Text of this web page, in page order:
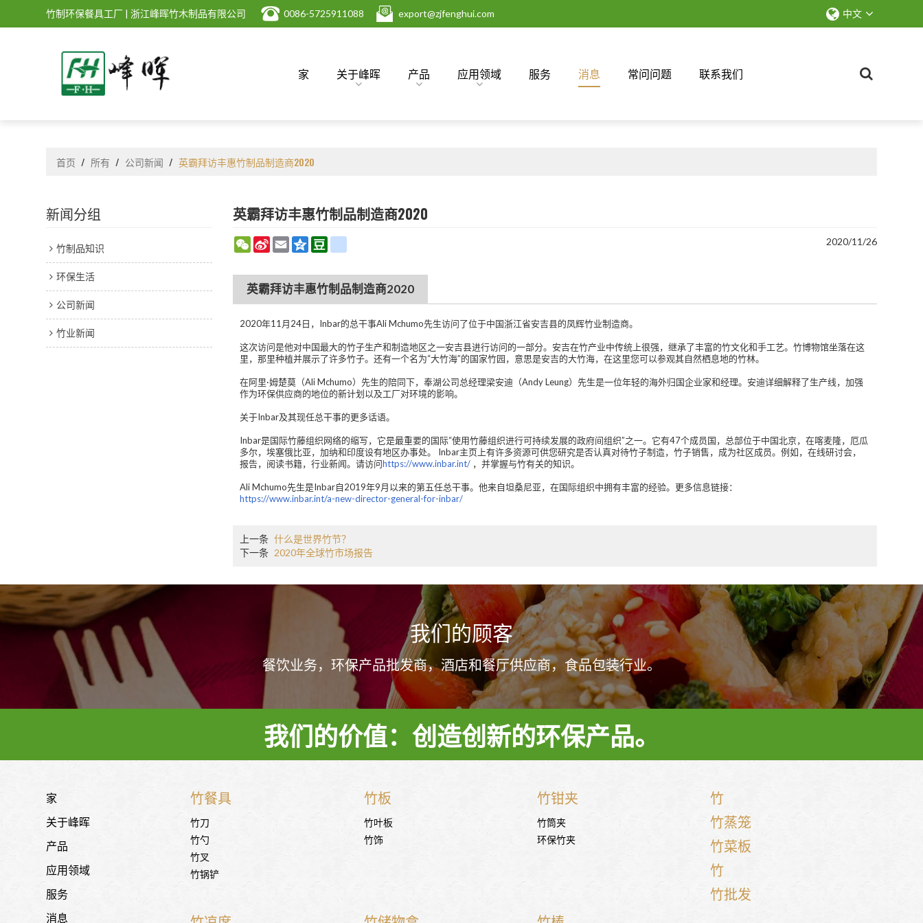
竹制环保餐具工厂 | 浙江峰晖竹木制品有限公司 0086-5725911088 export@zjfenghui.com 中文
家 关于峰晖 产品 应用领域 服务 消息 常问问题 联系我们
首页 / 所有 / 公司新闻 / 英霸拜访丰惠竹制品制造商2020
新闻分组
竹制品知识
环保生活
公司新闻
竹业新闻
英霸拜访丰惠竹制品制造商2020
WeChat
Sina
Weibo
EmailQzone 2020/11/26
英霸拜访丰惠竹制品制造商2020
2020年11月24日，Inbar的总干事Ali Mchumo先生访问了位于中国浙江省安吉县的凤辉竹业制造商。
这次访问是他对中国最大的竹子生产和制造地区之一安吉县进行访问的一部分。安吉在竹产业中传统上很强，继承了丰富的竹文化和手工艺。竹博物馆坐落在这
里，那里种植并展示了许多竹子。还有一个名为“大竹海”的国家竹园，意思是安吉的大竹海，在这里您可以参观其自然栖息地的竹林。
在阿里·姆楚莫（Ali Mchumo）先生的陪同下，奉湖公司总经理梁安迪（Andy Leung）先生是一位年轻的海外归国企业家和经理。安迪详细解释了生产线，加强
作为环保供应商的地位的新计划以及工厂对环境的影响。
关于Inbar及其现任总干事的更多话语。
Inbar是国际竹藤组织网络的缩写，它是最重要的国际“使用竹藤组织进行可持续发展的政府间组织”之一。它有47个成员国，总部位于中国北京，在喀麦隆，厄瓜
多尔，埃塞俄比亚，加纳和印度设有地区办事处。 Inbar主页上有许多资源可供您研究是否认真对待竹子制造，竹子销售，成为社区成员。例如，在线研讨会，
报告，阅读书籍，行业新闻。请访问https://www.inbar.int/ ，并掌握与竹有关的知识。
Ali Mchumo先生是Inbar自2019年9月以来的第五任总干事。他来自坦桑尼亚，在国际组织中拥有丰富的经验。更多信息链接：
https://www.inbar.int/a-new-director-general-for-inbar/
上一条 什么是世界竹节？
下一条 2020年全球竹市场报告
我们的顾客
餐饮业务，环保产品批发商，酒店和餐厅供应商，食品包装行业。
我们的价值：创造创新的环保产品。
家
关于峰晖
产品
应用领域
服务
消息
竹餐具
竹刀
竹勺
竹叉
竹锅铲
竹板
竹叶板
竹饰
竹钳夹
竹筒夹
环保竹夹
竹
竹蒸笼
竹菜板
竹
竹批发